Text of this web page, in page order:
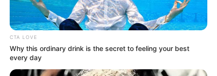
CTA LOVE
Why this ordinary drink is the secret to feeling your best
every day